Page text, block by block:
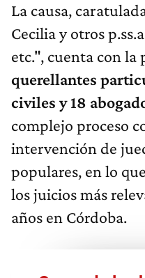
La causa,
Cecilia y otros
etc.", cuenta con
querellantes
civiles y 18
complejo proceso
intervención de
populares, en lo
los juicios más
años en Córdoba.